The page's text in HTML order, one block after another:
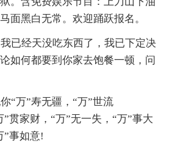
面黑白无常。欢迎踊跃报名。
已经天没吃东西了，我已下定决
如何都要到你家去饱餐一顿，问
“万”寿无疆，“万”世流
贯家财，“万”无一失，“万”事大
”事如意!